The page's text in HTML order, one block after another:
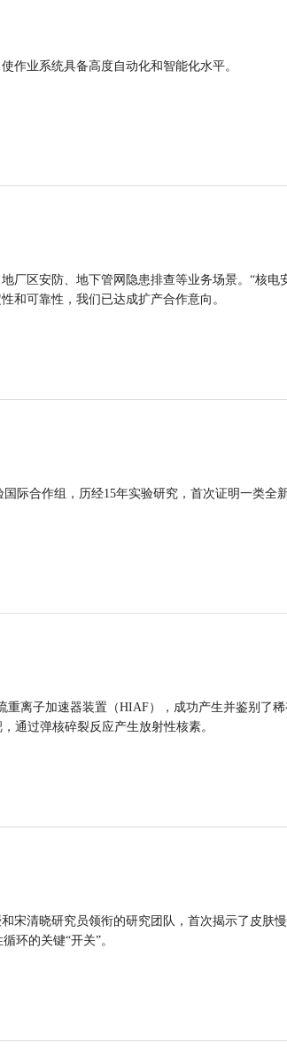
作业系统具备高度自动化和智能化水平。
厂区安防、地下管网隐患排查等业务场景。“核电
和可靠性，我们已达成扩产合作意向。
际合作组，历经15年实验研究，首次证明一类全
离子加速器装置（HIAF），成功产生并鉴别了
通过弹核碎裂反应产生放射性核素。
宋清晓研究员领衔的研究团队，首次揭示了皮肤
环的关键“开关”。